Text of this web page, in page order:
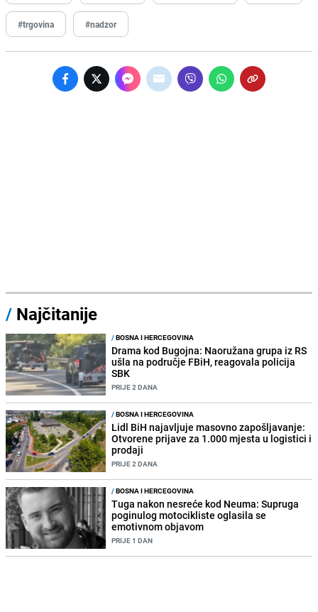
#trgovina #nadzor
/ Najčitanije
/BOSNA I HERCEGOVINA
Drama kod Bugojna: Naoružana grupa iz RS
ušla na područje FBiH, reagovala policija
SBK
PRIJE 2 DANA
/BOSNA I HERCEGOVINA
Lidl BiH najavljuje masovno zapošljavanje:
Otvorene prijave za 1.000 mjesta u logistici i
prodaji
PRIJE 2 DANA
/BOSNA I HERCEGOVINA
Tuga nakon nesreće kod Neuma: Supruga
poginulog motocikliste oglasila se
emotivnom objavom
PRIJE 1 DAN